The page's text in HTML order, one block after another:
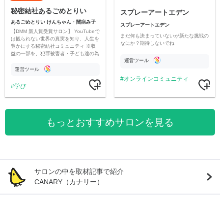
秘密結社あるごめとりい
あるごめとりい けんちゃん・闇病み子
【DMM 新人賞受賞サロン】 YouTubeで
は観られない世界の真実を知り、人生を
豊かにする秘密結社コミュニティ ※収
益の一部を、犯罪被害者・子ども達の為
す運営ツール
学び
スプレーアートエデン
スプレーアートエデン
まだ何も決まっていないが新たな挑戦の
なにか？期待しないでね
運営ツール
オンラインコミュニティ
もっとおすすめサロンを見る
サロンの中を取材記事で紹介
CANARY（カナリー）